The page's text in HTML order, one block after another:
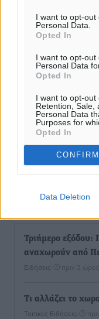
I want to opt-out
Personal Data.
Opted In
I want to opt-
Personal Data
Opted In
I want to opt-out
Retention, Sale,
Personal Data
Purposes for
Opted In
CONFIRM
Data Deletion
Τριήμερο
αναχωρούν από
Ειδήσεις πριν 3 ώρες
Τι αλλάζει το
Τοπικές Ειδήσεις